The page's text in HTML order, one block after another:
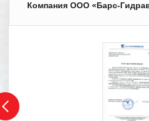
Компания ООО «Барс-